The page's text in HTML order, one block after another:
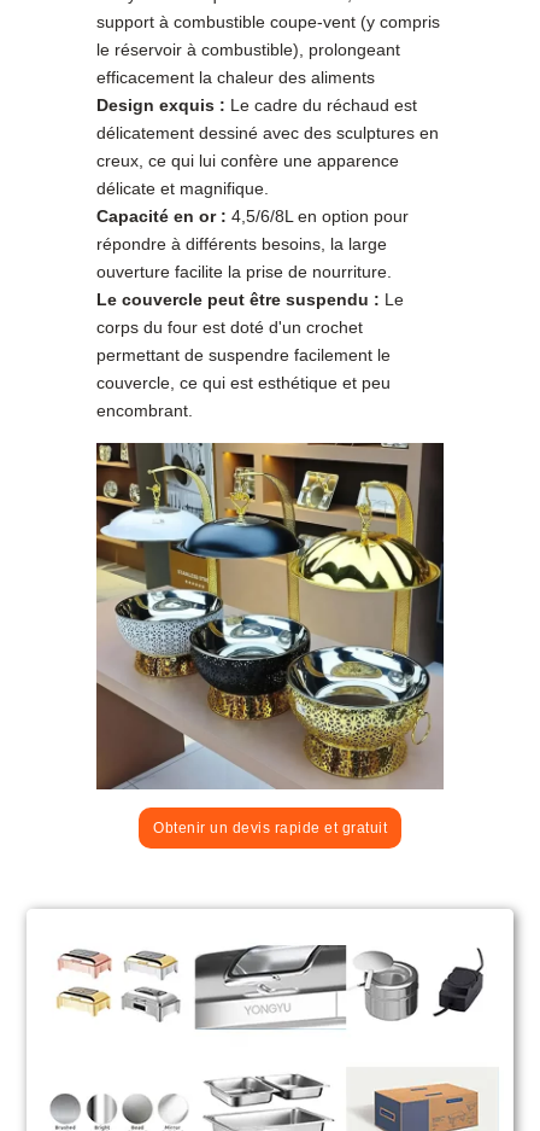
support à combustible coupe-vent (y compris
le réservoir à combustible), prolongeant
efficacement la chaleur des aliments
Design exquis : Le cadre du réchaud est
délicatement dessiné avec des sculptures en
creux, ce qui lui confère une apparence
délicate et magnifique.
Capacité en or : 4,5/6/8L en option pour
répondre à différents besoins, la large
ouverture facilite la prise de nourriture.
Le couvercle peut être suspendu : Le
corps du four est doté d'un crochet
permettant de suspendre facilement le
couvercle, ce qui est esthétique et peu
encombrant.
Obtenir un devis rapide et gratuit